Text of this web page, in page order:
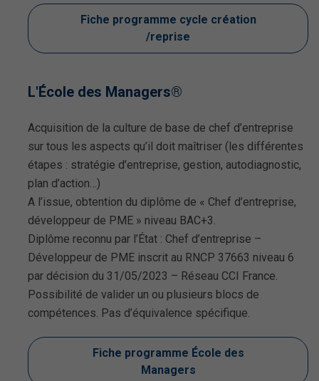
Fiche programme cycle création
/reprise
L'École des Managers®
Acquisition de la culture de base de chef d’entreprise
sur tous les aspects qu’il doit maîtriser (les différentes
étapes : stratégie d’entreprise, gestion, autodiagnostic,
plan d’action…)
A l’issue, obtention du diplôme de « Chef d’entreprise,
développeur de PME » niveau BAC+3.
Diplôme reconnu par l’État : Chef d’entreprise –
Développeur de PME inscrit au RNCP 37663 niveau 6
par décision du 31/05/2023 – Réseau CCI France.
Possibilité de valider un ou plusieurs blocs de
compétences. Pas d’équivalence spécifique.
Fiche programme École des
Managers